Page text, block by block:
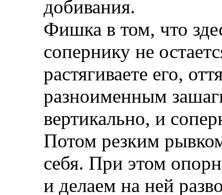
добивания.
Фишка в том, что
сопернику не
растягиваете его,
разноименным
вертикально, и
Потом резким
себя. При этом
и делаем на ней